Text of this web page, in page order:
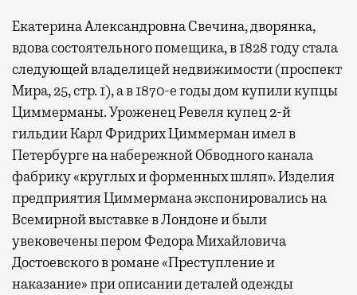
Екатерина Александровна Свечина, дворянка,
вдова состоятельного помещика, в 1828 году стала
следующей владелицей недвижимости (проспект
Мира, 25, стр. 1), а в 1870-е годы дом купили купцы
Циммерманы. Уроженец Ревеля купец 2-й
гильдии Карл Фридрих Циммерман имел в
Петербурге на набережной Обводного канала
фабрику «круглых и форменных шляп». Изделия
предприятия Циммермана экспонировались на
Всемирной выставке в Лондоне и были
увековечены пером Федора Михайловича
Достоевского в романе «Преступление и
наказание» при описании деталей одежды